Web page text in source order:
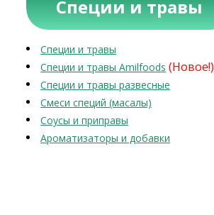
Специи и травы
Специи и травы
Специи и травы Amilfoods (Новое!)
Специи и травы развесные
Смеси специй (масалы)
Соусы и приправы
Ароматизаторы и добавки